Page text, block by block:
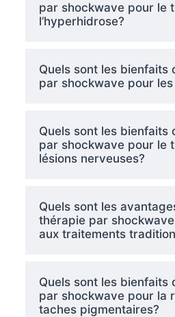
par shockwave pour le
l’hyperhidrose?
Quels sont les bienfaits
par shockwave pour
Quels sont les bienfaits
par shockwave pour le
lésions nerveuses?
Quels sont les
thérapie par
aux traitements
Quels sont les bienfaits
par shockwave pour la
taches pigmentaires?